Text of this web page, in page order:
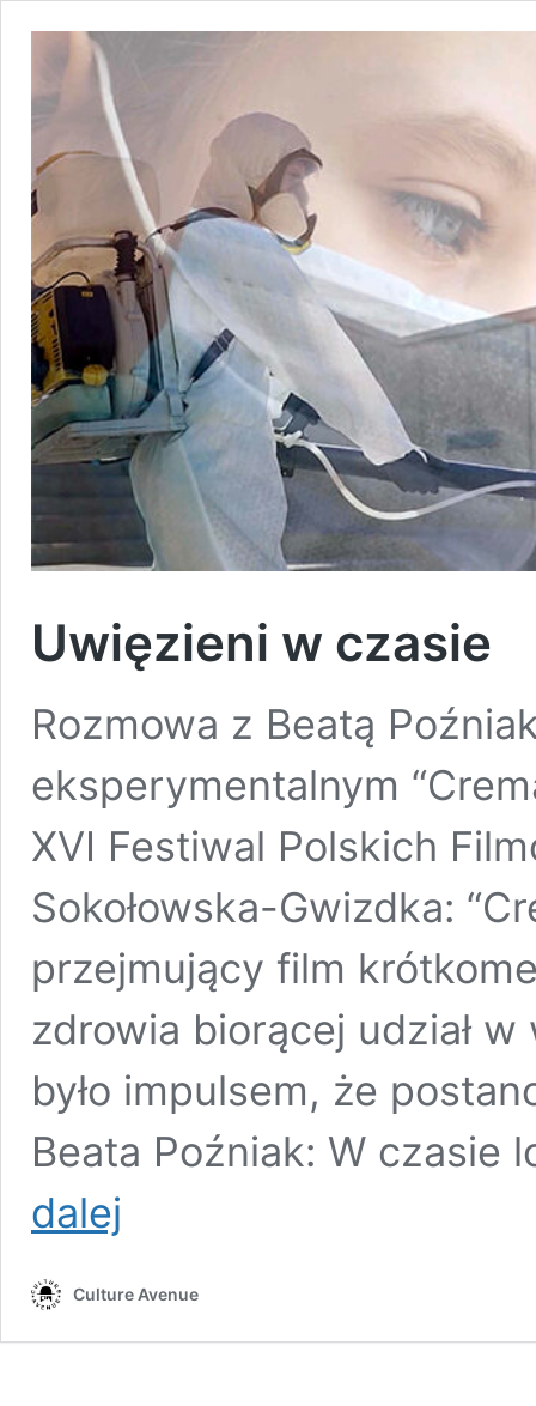
Uwięzieni w czasie
Rozmowa z Beatą
eksperymentalnym
XVI Festiwal Polskich
Sokołowska-Gwizdka:
przejmujący film
zdrowia biorącej udział
było impulsem, że
Beata Poźniak: W
dalej
Culture Avenue